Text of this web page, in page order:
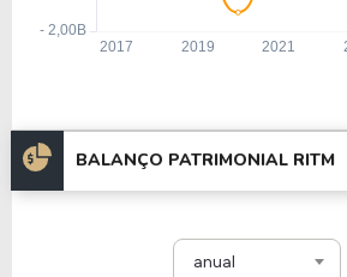
BALANÇO PATRIMONIAL RITM
anual